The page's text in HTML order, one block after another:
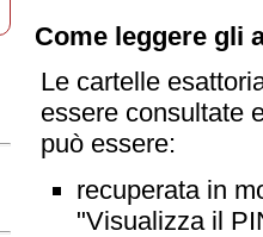
Come leggere gli
Le cartelle
essere consultate
può essere:
recuperata in
"Visualizza il